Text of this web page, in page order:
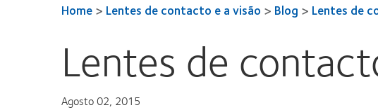
Home> Lentes de contacto e a visão > Blog > Lentes de
Lentes de
Agosto 02, 2015